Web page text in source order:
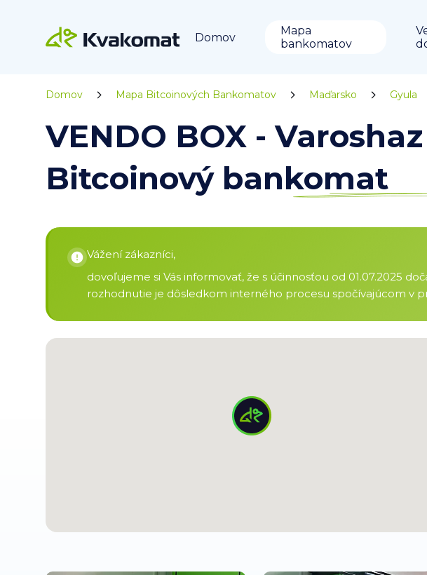
Domov
Mapa
bankomatov
Domov Mapa Bitcoinových Bankomatov Maďarsko Gyula
VENDO BOX - Varoshaz
Bitcoinový bankomat
Vážení zákazníci,
dovoľujeme si Vás informovať, že s účinnosťou od 01.07.2025
rozhodnutie je dôsledkom interného procesu spočívajúcom v